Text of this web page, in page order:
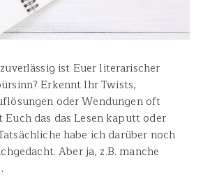
ist Euer literarischer
Erkennt Ihr Twists,
oder Wendungen oft
das das Lesen kaputt oder
habe ich darüber noch
Aber ja, z.B. manche